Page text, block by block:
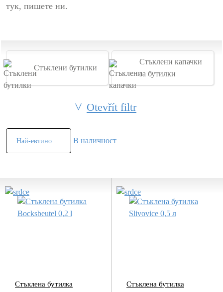
тук, пишете ни.
Стъклени бутилки
Стъклени капачки
за бутилки
Otevřít filtr
В наличност
Стъклена бутилка
Стъклена бутилка